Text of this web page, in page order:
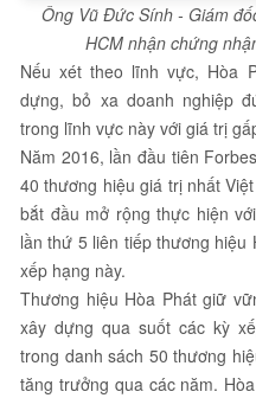
Ông Vũ Đức Sính - Giám
HCM nhận chứng
Nếu xét theo lĩnh vực, Hòa
dựng, bỏ xa doanh nghiệp
trong lĩnh vực này với giá trị
Năm 2016, lần đầu tiên
40 thương hiệu giá trị nhất
bắt đầu mở rộng thực hiện
lần thứ 5 liên tiếp thương hiệu
xếp hạng này.
Thương hiệu Hòa Phát giữ
xây dựng qua suốt các kỳ
trong danh sách 50 thương
tăng trưởng qua các năm.